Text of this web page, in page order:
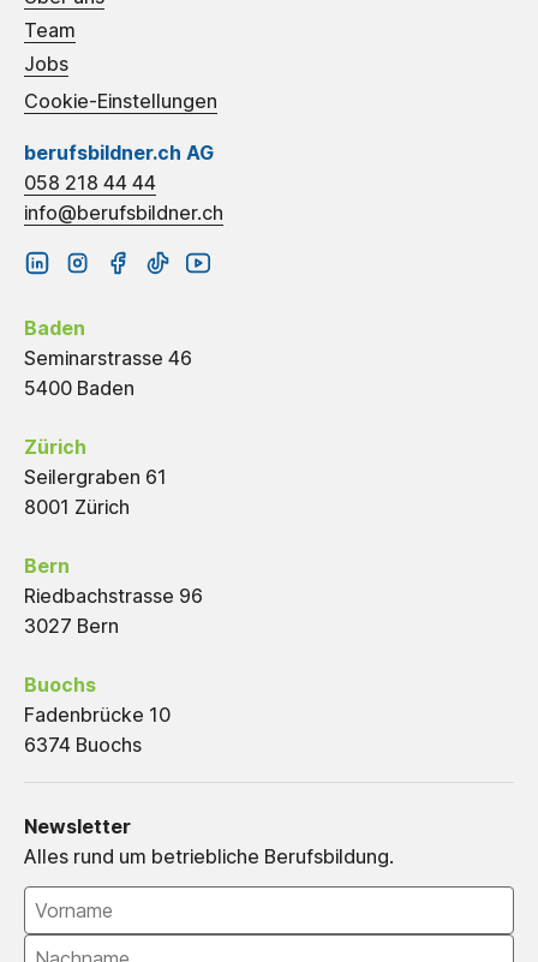
berufsbildner.ch AG
058 218 44 44
info@berufsbildner.ch
Baden
Seminarstrasse 46
5400 Baden
Zürich
Seilergraben 61
8001 Zürich
Bern
Riedbachstrasse 96
3027 Bern
Buochs
Fadenbrücke 10
6374 Buochs
Team
Jobs
Cookie-Einstellungen
Newsletter
Alles rund um betriebliche Berufsbildung.